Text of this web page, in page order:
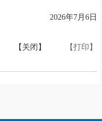
2026年7月6日
【打印】
【关闭】